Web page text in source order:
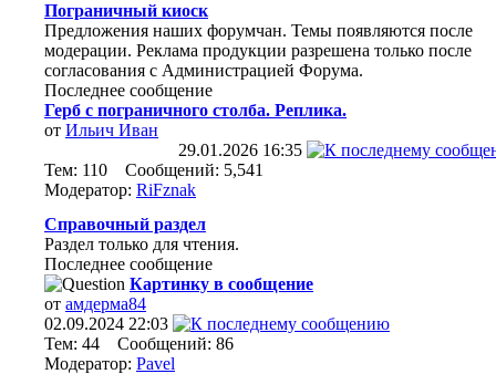
Пограничный киоск
Предложения наших форумчан. Темы появляются после
модерации. Реклама продукции разрешена только после
согласования с Администрацией Форума.
Последнее сообщение
Герб с пограничного столба. Реплика.
от Ильич Иван
29.01.2026 16:35
Тем: 110 Сообщений: 5,541
Модератор: RiFznak
Справочный раздел
Раздел только для чтения.
Последнее сообщение
Картинку в сообщение
от амдерма84
02.09.2024 22:03
Тем: 44 Сообщений: 86
Модератор: Pavel